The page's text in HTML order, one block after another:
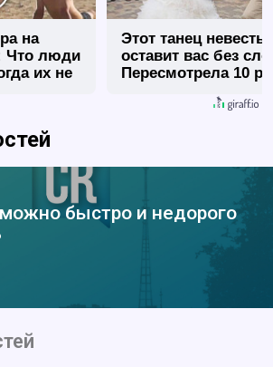
на
Что люди
их не
Этот танец невесты
оставит вас без
Пересмотрела 10
быстро и недорого